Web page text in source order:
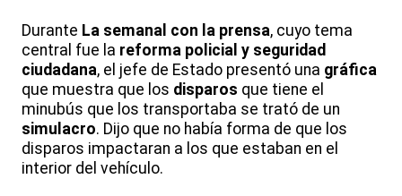
Durante La semanal con la prensa, cuyo tema
central fue la reforma policial y seguridad
ciudadana, el jefe de Estado presentó una gráfica
que muestra que los disparos que tiene el
minubús que los transportaba se trató de un
simulacro. Dijo que no había forma de que los
disparos impactaran a los que estaban en el
interior del vehículo.